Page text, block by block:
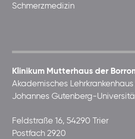
Schmerzmedizin
Klinikum Mutterhaus der
Akademisches
Johannes Gutenberg-
Feldstraße 16, 54290 Trier
Postfach 2920